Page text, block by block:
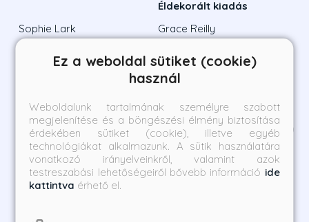
Sophie Lark
6 990 Ft 6 291 Ft
Éldekorált kiadás
Grace Reilly
6 490 Ft 5 841 Ft
Kategória ajánlatai 1/15
Ez a weboldal sütiket (cookie)
használ
Weboldalunk tartalmának személyre szabott
megjelenítése és a böngészési élmény biztosítása
érdekében sütiket (cookie), illetve egyéb
technológiákat alkalmazunk. A sütik használatára
vonatkozó irányelveinkről, valamint azok
testreszabási lehetőségeiről bővebb információ ide
kattintva érhető el.